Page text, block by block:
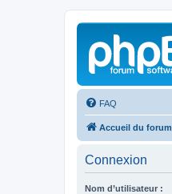
FAQ
Accueil du forum
Connexion
Nom d’utilisateur :